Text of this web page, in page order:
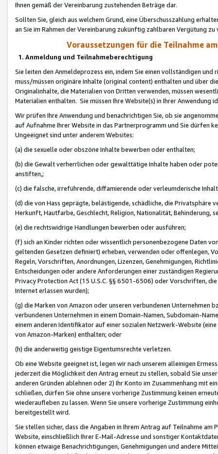
Ihnen gemäß der Vereinbarung zustehenden Beträge dar.
Sollten Sie, gleich aus welchem Grund, eine Überschusszahlung
an Sie im Rahmen der Vereinbarung zukünftig zahlbaren Vergütung zu
Voraussetzungen für die Teilnahme
1. Anmeldung und Teilnahmeberechtigung
Sie leiten den Anmeldeprozess ein, indem Sie einen vollständigen
muss/müssen originäre Inhalte (original content) enthalten und über
Originalinhalte, die Materialien von Dritten verwenden, müssen
Materialien enthalten. Sie müssen Ihre Website(s) in Ihrer Anwendung
Wir prüfen Ihre Anwendung und benachrichtigen Sie, ob sie
auf Aufnahme Ihrer Website in das Partnerprogramm und Sie dürfen
Ungeeignet sind unter anderem Websites:
(a) die sexuelle oder obszöne Inhalte bewerben oder enthalten;
(b) die Gewalt verherrlichen oder gewalttätige Inhalte haben oder
anstiften,;
(c) die falsche, irreführende, diffamierende oder verleumderische
(d) die von Hass geprägte, belästigende, schädliche, die Privatsphäre
Herkunft, Hautfarbe, Geschlecht, Religion, Nationalität, Behinderung,
(e) die rechtswidrige Handlungen bewerben oder ausführen;
(f) sich an Kinder richten oder wissentlich personenbezogene Daten
geltenden Gesetzen definiert) erheben, verwenden oder offenlegen,
Regeln, Vorschriften, Anordnungen, Lizenzen, Genehmigungen,
Entscheidungen oder andere Anforderungen einer zuständigen
Privacy Protection Act (15 U.S.C. §§ 6501-6506) oder Vorschriften,
Internet erlassen wurden);
(g) die Marken von Amazon oder unseren verbundenen Unternehmen
verbundenen Unternehmen in einem Domain-Namen, Subdomain-
einem anderen Identifikator auf einer sozialen Netzwerk-Website
von Amazon-Marken) enthalten; oder
(h) die anderweitig geistige Eigentumsrechte verletzen.
Ob eine Website geeignet ist, legen wir nach unserem alleinigen
jederzeit die Möglichkeit den Antrag erneut zu stellen, sobald Sie
anderen Gründen ablehnen oder 2) Ihr Konto im Zusammenhang mit
schließen, dürfen Sie ohne unsere vorherige Zustimmung keinen
wiederaufleben zu lassen. Wenn Sie unsere vorherige Zustimmung
bereitgestellt wird.
Sie stellen sicher, dass die Angaben in Ihrem Antrag auf Teilnahme
Website, einschließlich Ihrer E-Mail-Adresse und sonstiger
können etwaige Benachrichtigungen, Genehmigungen und andere